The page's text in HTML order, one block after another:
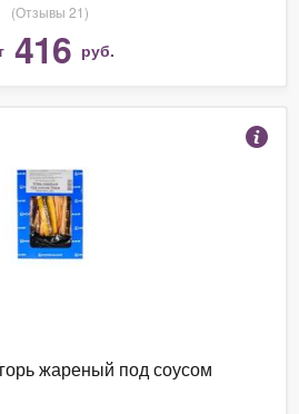
(Отзывы 21)
416 руб.
жареный под соусом